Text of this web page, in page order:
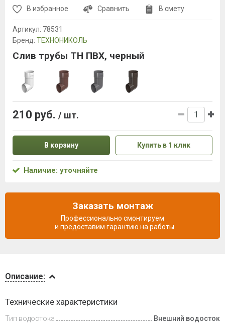
Доставка
Описание:
Технические характеристики
Тип водостока
Внешний водосток
В избранное Сравнить В смету
Артикул: 78531
Бренд: ТЕХНОНИКОЛЬ
Слив трубы ТН ПВХ, черный
210 руб. / шт.
В корзину Купить в 1 клик
Наличие: уточняйте
Заказать монтаж
Профессионально смонтируем
и предоставим гарантию на работы